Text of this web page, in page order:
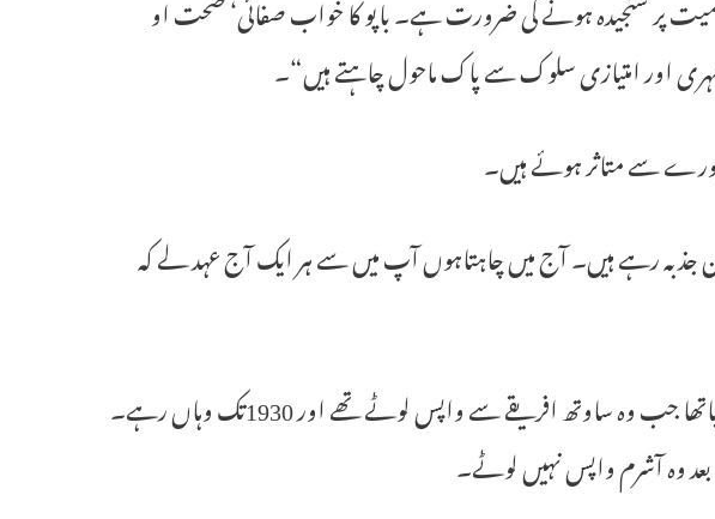
اور امتیازی سلوک سے پاک ماحول چاہتے ہیں“۔
دورے سے متاثر ہوئے ہیں۔
جذبہ رہے ہیں۔ آج میں چاہتاہوں آپ میں سے ہر ایک آج عہد لے کہ
گاندھی نے 1917میں مذکورہ اشرم اس وقت قائم کیاتھا جب وہ ساوتھ افریقے سے واپس لوٹے تھے اور 1930تک وہاں رہے۔
وہ آشرم واپس نہیں لوٹے۔